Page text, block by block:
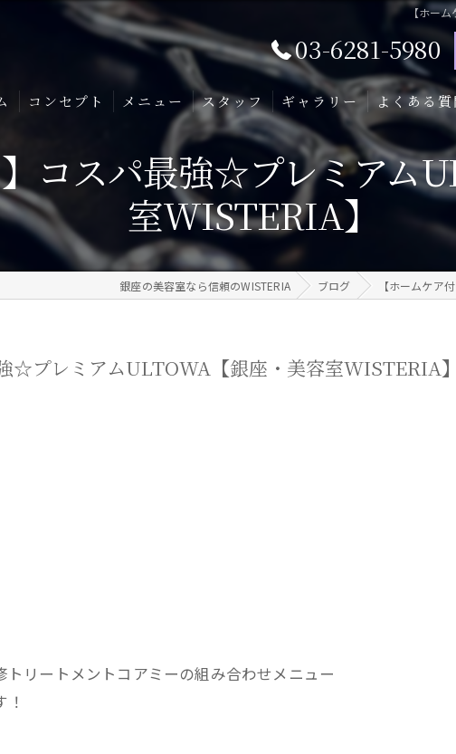
【ホーム
03-6281-5980
コンセプト メニュー スタッフ ギャラリー よくある
】コスパ最強☆プレミアム
室WISTERIA】
銀座の美容室なら信頼のWISTERIA ブログ 【ホームケア
☆プレミアムULTOWA【銀座・美容室WISTERIA】
リートメントコアミーの組み合わせメニュー